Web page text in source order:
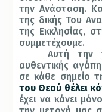
την Ανάσταση.
της δικής Του
της Εκκλησίας,
συμμετέχουμε.
Αυτή την
αυθεντικής
σε κάθε σημείο
του Θεού θέλει
έχει να κάνει